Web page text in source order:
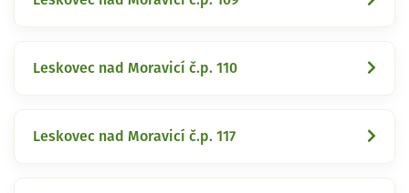
Leskovec nad Moravicí č.p. 110
Leskovec nad Moravicí č.p. 117